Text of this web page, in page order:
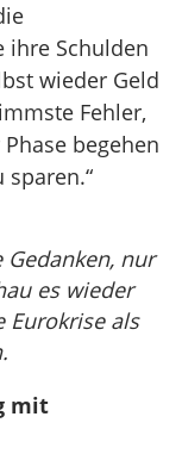
ihre Schulden
wieder Geld
Fehler,
begehen
sparen.“
nur
es wieder
Eurokrise als
mit